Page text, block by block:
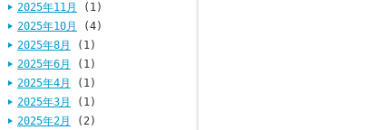
2025年11月
(1)
2025年10月
(4)
2025年8月
(1)
2025年6月
(1)
2025年4月
(1)
2025年3月
(1)
2025年2月
(2)